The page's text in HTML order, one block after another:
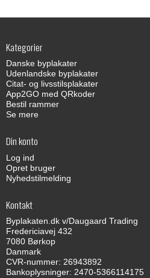
Kategorier
Danske byplakater
Udenlandske byplakater
Citat- og livsstilsplakater
App2GO med QRkoder
Bestil rammer
Se mere
Din konto
Log ind
Opret bruger
Nyhedstilmelding
Kontakt
Byplakaten.dk v/Daugaard Trading
Fredericiavej 432
7080 Børkop
Danmark
CVR-nummer: 26943892
Bankoplysninger: 2470-5366114175